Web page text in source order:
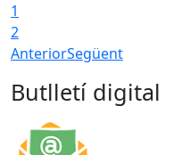
1
2
AnteriorSegüent
Butlletí digital